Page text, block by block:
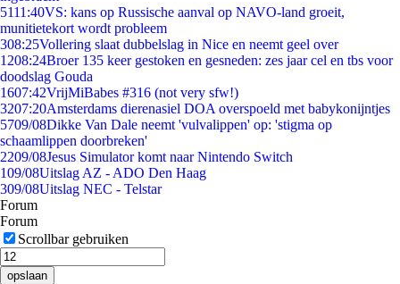
5111:40VS: kans op Russische aanval op NAVO-land groeit,
munitietekort wordt probleem
308:25Vollering slaat dubbelslag in Nice en neemt geel over
1208:24Broer 135 keer gestoken en gesneden: zes jaar cel en tbs voor
doodslag Gouda
1607:42VrijMiBabes #316 (not very sfw!)
3207:20Amsterdams dierenasiel DOA overspoeld met babykonijntjes
5709/08Dikke Van Dale neemt 'vulvalippen' op: 'stigma op
schaamlippen doorbreken'
2209/08Jesus Simulator komt naar Nintendo Switch
109/08Uitslag AZ - ADO Den Haag
309/08Uitslag NEC - Telstar
Forum
Forum
Scrollbar gebruiken
opslaan